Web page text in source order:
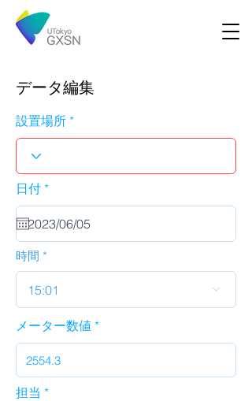
データ編集
設置場所
日付 *r
u
i
d
時間
15:01
メーター数値
担当